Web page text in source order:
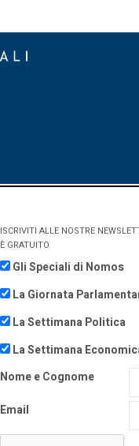
ISCRIVITI ALLE NOSTRE
È GRATUITO
Gli Speciali di Nomos
La Giornata
La Settimana Politica
La Settimana
Nome e Cognome
Email